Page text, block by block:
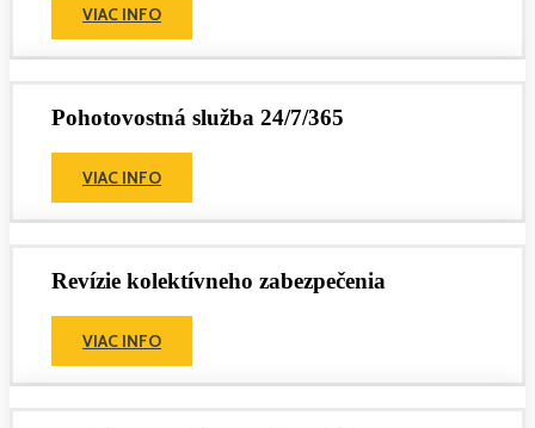
VIAC INFO
Pohotovostná služba 24/7/365
VIAC INFO
Revízie kolektívneho zabezpečenia
VIAC INFO